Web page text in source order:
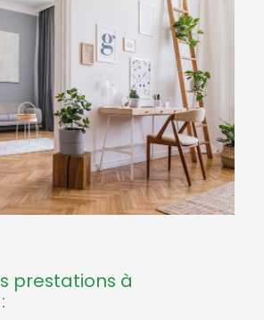
prestations à